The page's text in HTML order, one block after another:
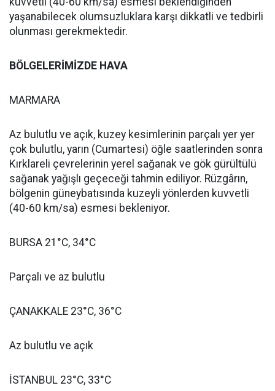
yaşanabilecek olumsuzluklara karşı dikkatli ve tedbirli
olunması gerekmektedir.
BÖLGELERİMİZDE HAVA
MARMARA
Az bulutlu ve açık, kuzey kesimlerinin parçalı yer yer
çok bulutlu, yarın (Cumartesi) öğle saatlerinden sonra
Kırklareli çevrelerinin yerel sağanak ve gök gürültülü
sağanak yağışlı geçeceği tahmin ediliyor. Rüzgârın,
bölgenin güneybatısında kuzeyli yönlerden kuvvetli
(40-60 km/sa) esmesi bekleniyor.
BURSA 21°C, 34°C
Parçalı ve az bulutlu
ÇANAKKALE 23°C, 36°C
Az bulutlu ve açık
İSTANBUL 23°C, 33°C